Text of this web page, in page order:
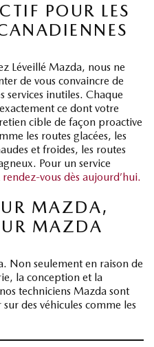
POUR LES
Léveillé Mazda, nous ne
de vous convaincre de
services inutiles. Chaque
ce dont votre
cible de façon proactive
les routes glacées, les
et froides, les routes
Pour un service
vous dès aujourd’hui.
MAZDA,
MAZDA
Non seulement en raison de
la conception et la
techniciens Mazda sont
des véhicules comme les